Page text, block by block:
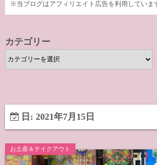
※当ブログはアフィリエイト広告を利用していま
カテゴリー
カ
テ
ー
日: 2021年7月15日
お土産＆テイクアウト